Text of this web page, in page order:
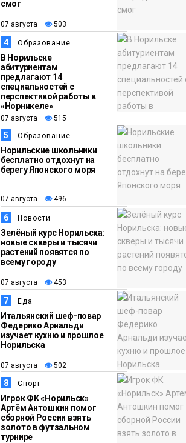
13:59
07 августа
Новости
«Домик Хоббитов» и
«Самолёт в облаках»
появятся в Кайеркане
смог
07 августа 503
4 Образование
В Норильске
абитуриентам
предлагают 14
специальностей с
перспективой работы в
«Норникеле»
07 августа 515
5 Образование
Норильские школьники
бесплатно отдохнут на
берегу Японского моря
07 августа 496
6 Новости
Зелёный курс Норильска:
новые скверы и тысячи
растений появятся по
всему городу
07 августа 453
7 Еда
Итальянский шеф-повар
Федерико Арнальди
изучает кухню и прошлое
Норильска
07 августа 502
8 Спорт
Игрок ФК «Норильск»
Артём Антошкин помог
сборной России взять
золото в футзальном
турнире